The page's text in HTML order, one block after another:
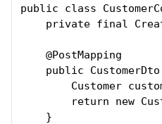
public class
private final
    @PostMapping
public
Customer
return new
    }